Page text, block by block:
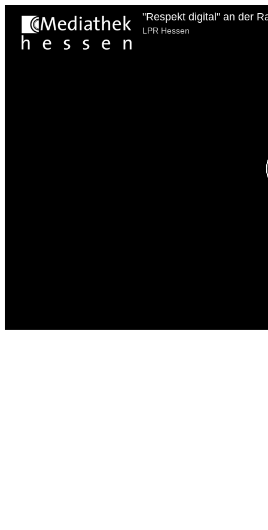
"Respekt digital" an der
LPR Hessen